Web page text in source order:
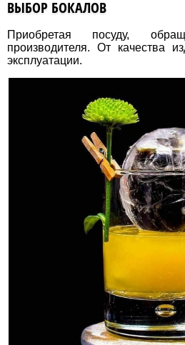
ВЫБОР БОКАЛОВ
Приобретая посуду,
производителя. От качества
эксплуатации.